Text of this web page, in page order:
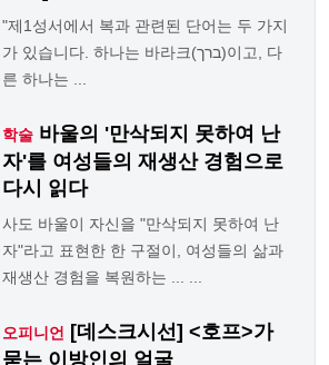
"제1성서에서 복과 관련된 단어는 두 가지
가 있습니다. 하나는 바라크(ברך)이고, 다
른 하나는 ...
학술 바울의 '만삭되지 못하여 난
자'를 여성들의 재생산 경험으로
다시 읽다
사도 바울이 자신을 "만삭되지 못하여 난
자"라고 표현한 한 구절이, 여성들의 삶과
재생산 경험을 복원하는 ... ...
오피니언
[데스크시선] <호프>가
묻는 이방인의 얼굴